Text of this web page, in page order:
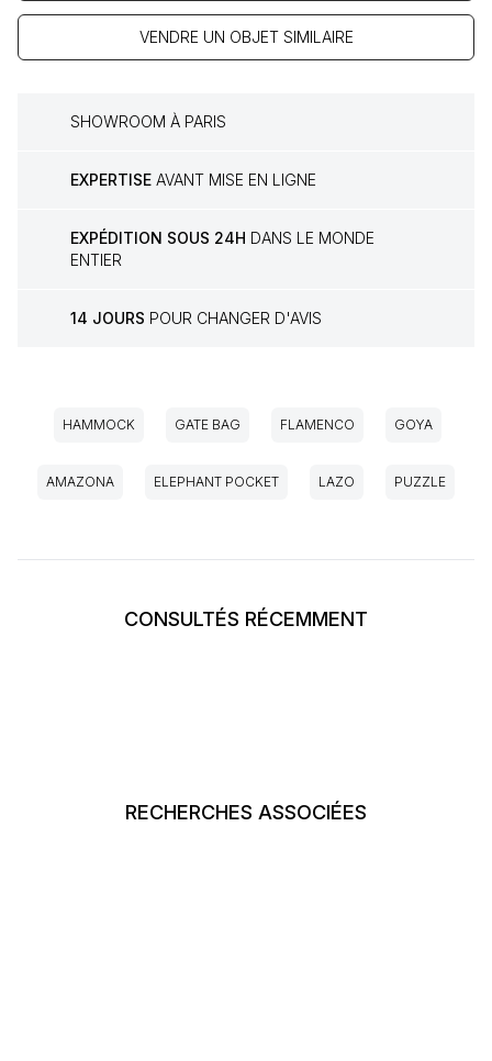
VENDRE UN OBJET SIMILAIRE
SHOWROOM À PARIS
EXPERTISE AVANT MISE EN LIGNE
EXPÉDITION SOUS 24H DANS LE MONDE
ENTIER
14 JOURS POUR CHANGER D'AVIS
HAMMOCK GATE BAG FLAMENCO GOYA
AMAZONA ELEPHANT POCKET LAZO PUZZLE
CONSULTÉS RÉCEMMENT
RECHERCHES ASSOCIÉES